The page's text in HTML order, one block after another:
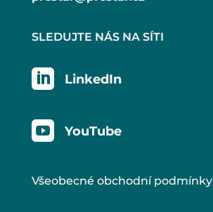
SLEDUJTE NÁS NA SÍTI
 LinkedIn
 YouTube
Všeobecné obchodní podmínky